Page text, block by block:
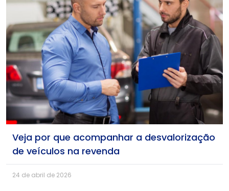
PLANOS
SEGUROS
BLOG
CONTATO
Veja por que acompanhar a desvalorização
de veículos na revenda
24 de abril de 2026